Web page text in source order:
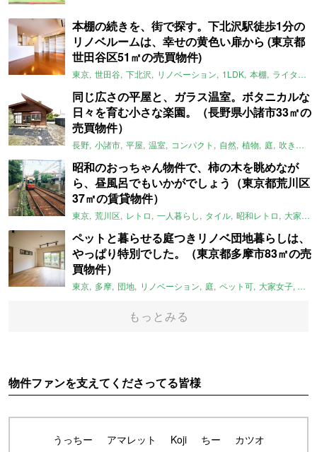
本棚の続きを、街で探す。下北沢駅徒歩1分の
リノベルームは、幸せの黄色い扉から (東京都
世田谷区51㎡の売買物件)
東京 世田谷 下北沢 リノベーション 1LDK 本棚 ライター：ほしりょうこ
同じ広さの平屋と、ガラス温室。ボタニカルな
日々を育む小さな楽園。（長野県小諸市33㎡の
売買物件）
長野 小諸市 平屋 温室 コンパクト 自然 植物 庭 吹き抜け
昭和のおっちゃん物件で、柿の木を眺めなが
ら、昼風呂でもいかがでしょう（東京都荒川区
37㎡の賃貸物件）
東京 荒川区 レトロ 一人暮らし タイル 昭和レトロ 大家女子
ペットと暮らせる庭つきリノベ団地暮らしは、
やっぱり特別でした。（東京都多摩市83㎡の売
買物件）
東京 多摩 団地 リノベーション 庭 ペット可 大家女子 団
もっとみる
物件ファンを支えてくださってる皆様
うっちー アマレット Koji ちー
カツオ